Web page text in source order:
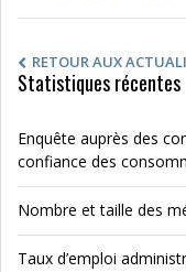
RETOUR AUX
Statistiques récentes
Enquête auprès des
confiance des
Nombre et taille des
Taux d’emploi